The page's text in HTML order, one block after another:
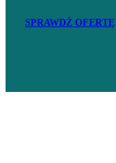
SPRAWDŹ OFERTĘ